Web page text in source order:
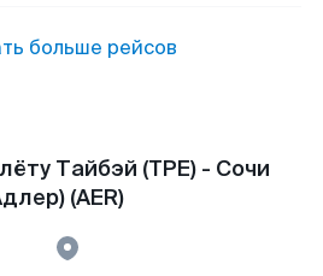
больше рейсов
Тайбэй (TPE) - Сочи
(AER)